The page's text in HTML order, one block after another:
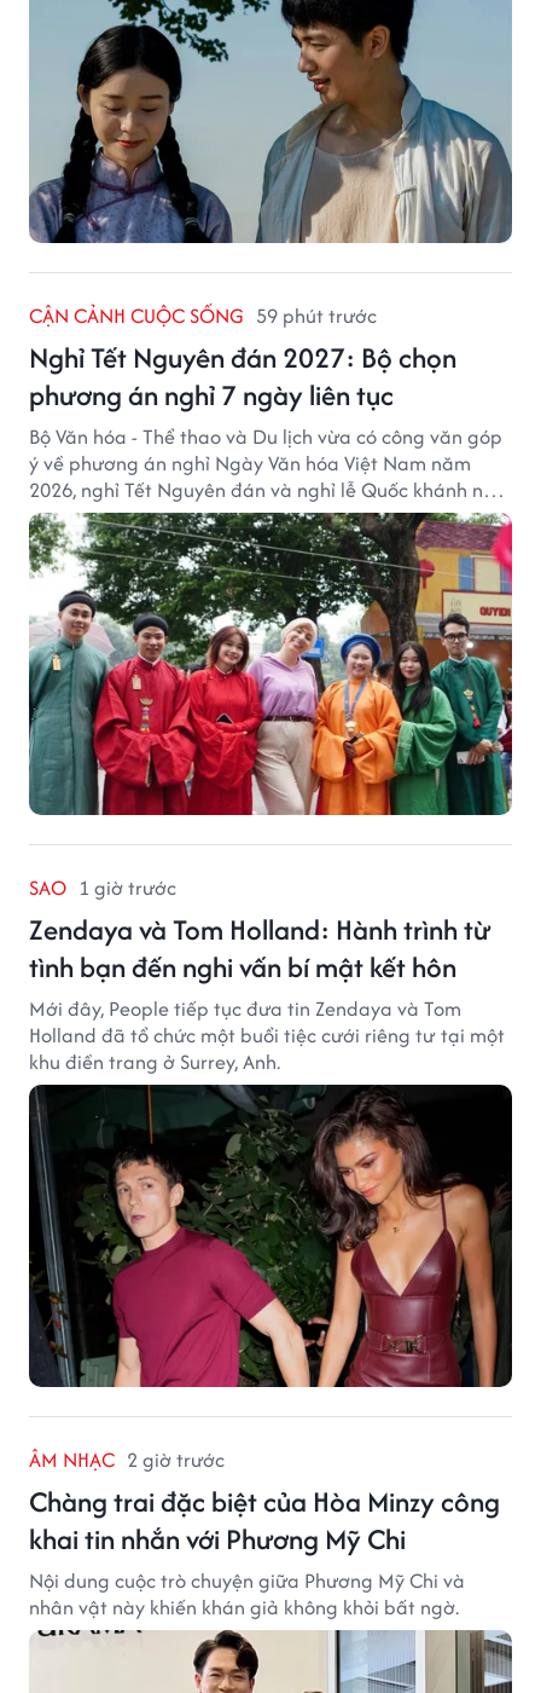
CẬN CẢNH CUỘC SỐNG 59 phút trước
Nghỉ Tết Nguyên đán 2027: Bộ chọn
phương án nghỉ 7 ngày liên tục
Bộ Văn hóa - Thể thao và Du lịch vừa có công văn góp
ý về phương án nghỉ Ngày Văn hóa Việt Nam năm
2026, nghỉ Tết Nguyên đán và nghỉ lễ Quốc khánh năm
2027.
SAO 1 giờ trước
Zendaya và Tom Holland: Hành trình từ
tình bạn đến nghi vấn bí mật kết hôn
Mới đây, People tiếp tục đưa tin Zendaya và Tom
Holland đã tổ chức một buổi tiệc cưới riêng tư tại một
khu điền trang ở Surrey, Anh.
ÂM NHẠC 2 giờ trước
Chàng trai đặc biệt của Hòa Minzy công
khai tin nhắn với Phương Mỹ Chi
Nội dung cuộc trò chuyện giữa Phương Mỹ Chi và
nhân vật này khiến khán giả không khỏi bất ngờ.